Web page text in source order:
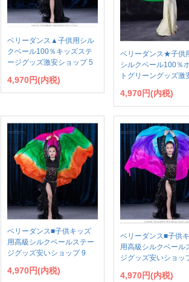
ベリーダンス▲子供用シル
クベール100％キッズステ
ージグッズ激安ショップ 5
4,970円(内税)
ベリーダンス★子供
シルクベール100％
トグリーングッズ激
4,970円(内税)
ベリーダンス■子供キッズ
用高級シルクベールステー
ジグッズ安いショップ 9
4,970円(内税)
ベリーダンス■子供
用高級シルクベール
ジグッズ安いショッ
4,970円(内税)